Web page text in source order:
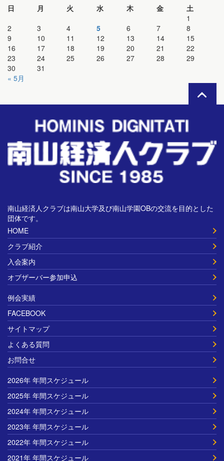
日
月 火 水 木 金
土
1
2
3 4 5 6 7
8
9
10 11 12 13 14
15
16
17 18 19 20 21
22
23
24 25 26 27 28
29
30
31
« 5月
南山経済人クラブは南山大学及び南山学園OBの交流を目的とした
団体です。
HOME
クラブ紹介
入会案内
オブザーバー参加申込
例会実績
FACEBOOK
サイトマップ
よくある質問
お問合せ
2026年 年間スケジュール
2025年 年間スケジュール
2024年 年間スケジュール
2023年 年間スケジュール
2022年 年間スケジュール
2021年 年間スケジュール